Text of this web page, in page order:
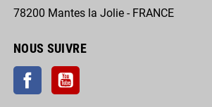
78200 Mantes la Jolie - FRANCE
NOUS SUIVRE
FacebookYouTube